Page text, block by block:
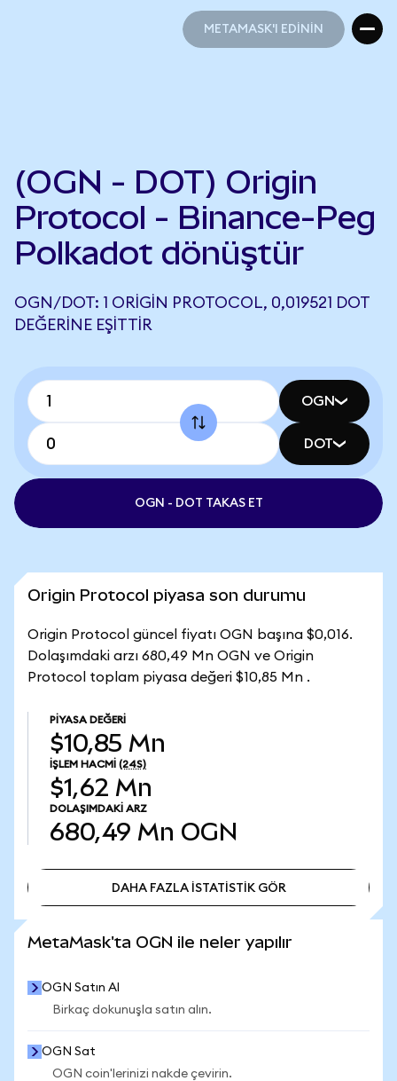
METAMASK'I EDİNİN
(OGN - DOT) Origin
Protocol - Binance-Peg
Polkadot dönüştür
OGN/DOT: 1 ORIGIN PROTOCOL, 0,019521 DOT
DEĞERINE EŞITTIR
OGN
DOT
OGN - DOT TAKAS ET
Origin Protocol piyasa son durumu
Origin Protocol güncel fiyatı OGN başına $0,016.
Dolaşımdaki arzı 680,49 Mn OGN ve Origin
Protocol toplam piyasa değeri $10,85 Mn .
PIYASA DEĞERI
$10,85 Mn
İŞLEM HACMI (24S)
$1,62 Mn
DOLAŞIMDAKI ARZ
680,49 Mn OGN
DAHA FAZLA İSTATİSTİK GÖR
MetaMask'ta OGN ile neler yapılır
OGN Satın Al
Birkaç dokunuşla satın alın.
OGN Sat
OGN coin'lerinizi nakde çevirin.